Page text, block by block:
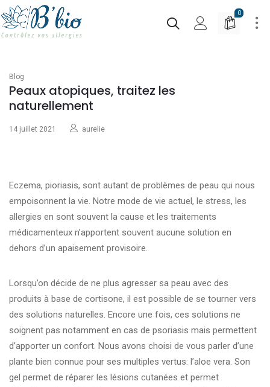
0
Blog
Peaux atopiques, traitez les
naturellement
14 juillet 2021 aurelie
Eczema, pioriasis, sont autant de problèmes de peau qui nous
empoisonnent la vie. Notre mode de vie actuel, le stress, les
allergies en sont souvent la cause et les traitements
médicamenteux n’apportent souvent aucune solution en
dehors d’un apaisement provisoire.
Lorsqu’on décide de ne plus agresser sa peau avec des
produits à base de cortisone, il est possible de se tourner vers
des solutions naturelles. Encore une fois, ces solutions ne
soignent pas notamment en cas de psoriasis mais permettent
d’apporter un confort. Nous avons choisi de vous parler d’une
plante bien connue pour ses multiples vertus: l’aloe vera. Son
gel permet de réparer les lésions cutanées et permet